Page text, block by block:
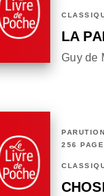
LA
Guy de
256